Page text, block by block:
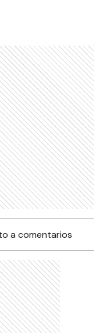
a comentarios